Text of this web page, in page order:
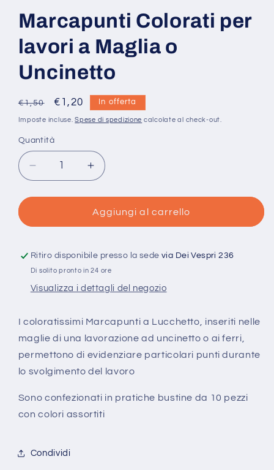
modale
Marcapunti Colorati per
lavori a Maglia o
Uncinetto
Prezzo
di
€1,50
Prezzo
scontato
€1,20 In offerta
Imposte incluse.Spese di spedizione calcolate al check-out.
Quantità
Quantità
Diminuisci
quantità
per
Colorati
lavori
a
o
Aumenta
quantità
per
Marcapunti
Colorati
lavori
a
o
Aggiungi al carrello
Ritiro disponibile presso la sedevia Dei Vespri 236
Di solito pronto in 24 ore
Visualizza i dettagli del negozio
I coloratissimi Marcapunti a Lucchetto, inseriti nelle
maglie di una lavorazione ad uncinetto o ai ferri,
permettono di evidenziare particolari punti durante
lo svolgimento del lavoro
Sono confezionati in pratiche bustine da 10 pezzi
con colori assortiti
Condividi